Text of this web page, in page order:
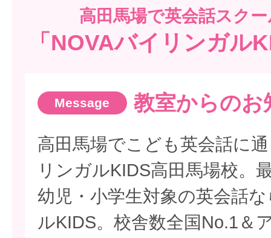
高田馬場で英会話スク
「NOVAバイリンガル
教室からのお
高田馬場でこども英会話に
リンガルKIDS高田馬場校。
幼児・小学生対象の英会話
ルKIDS。校舎数全国No.1＆